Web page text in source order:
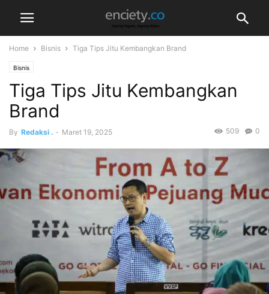
Home Bisnis Tiga Tips Jitu Kembangkan Brand
Bisnis
Tiga Tips Jitu Kembangkan
Brand
By Redaksi . - Maret 19, 2025 0
509